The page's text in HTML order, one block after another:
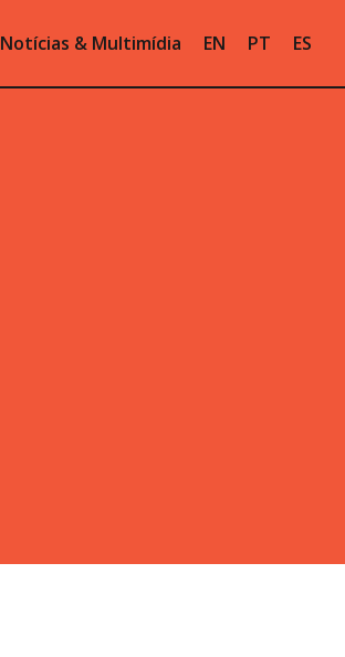
Notícias & Multimídia EN PT ES